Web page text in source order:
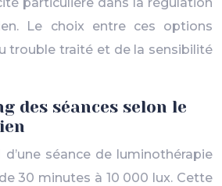
Le choix entre ces options
trouble traité et de la sensibilité
des séances selon le
séance de luminothérapie
30 minutes à 10 000 lux. Cette